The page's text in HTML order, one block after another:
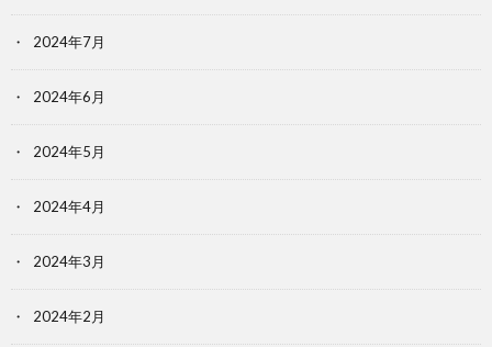
2024年7月
2024年6月
2024年5月
2024年4月
2024年3月
2024年2月